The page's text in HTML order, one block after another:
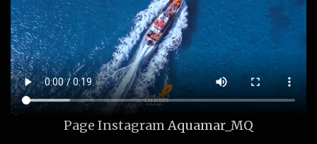
Page Instagram Aquamar_MQ